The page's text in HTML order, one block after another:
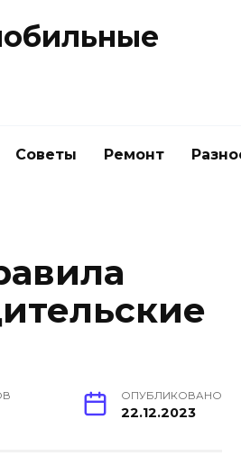
Советы Ремонт
ОПУБЛИКОВАНО
22.12.2023